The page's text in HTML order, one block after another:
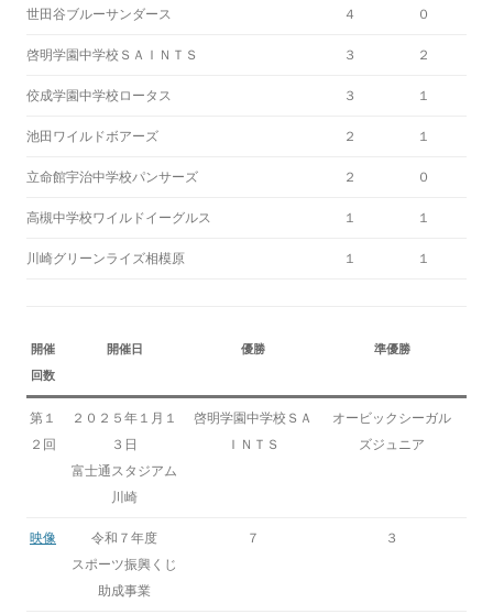
世田谷ブルーサンダース ４ ０
啓明学園中学校ＳＡＩＮＴＳ ３ ２
佼成学園中学校ロータス ３ １
池田ワイルドボアーズ ２ １
立命館宇治中学校パンサーズ ２ ０
高槻中学校ワイルドイーグルス １ １
川崎グリーンライズ相模原 １ １
開催
回数
開催日 優勝 準優勝
第１
２回
２０２５年１月１
３日
富士通スタジアム
川崎
啓明学園中学校ＳＡ
ＩＮＴＳ
オービックシーガル
ズジュニア
映像
令和７年度
スポーツ振興くじ
助成事業
７ ３